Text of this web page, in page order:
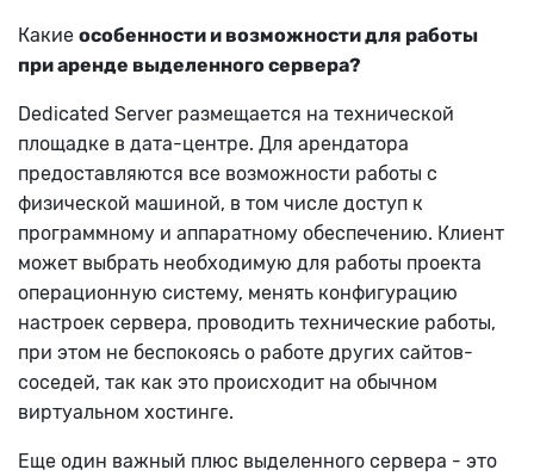
Какие особенности и возможности для работы
при аренде выделенного сервера?
Dedicated Server размещается на технической
площадке в дата-центре. Для арендатора
предоставляются все возможности работы с
физической машиной, в том числе доступ к
программному и аппаратному обеспечению. Клиент
может выбрать необходимую для работы проекта
операционную систему, менять конфигурацию
настроек сервера, проводить технические работы,
при этом не беспокоясь о работе других сайтов-
соседей, так как это происходит на обычном
виртуальном хостинге.
Еще один важный плюс выделенного сервера - это